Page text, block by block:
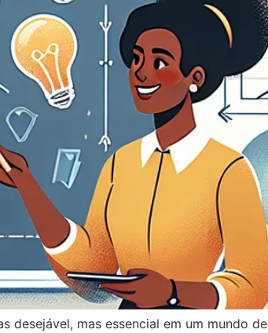
desejável, mas essencial em um mundo de